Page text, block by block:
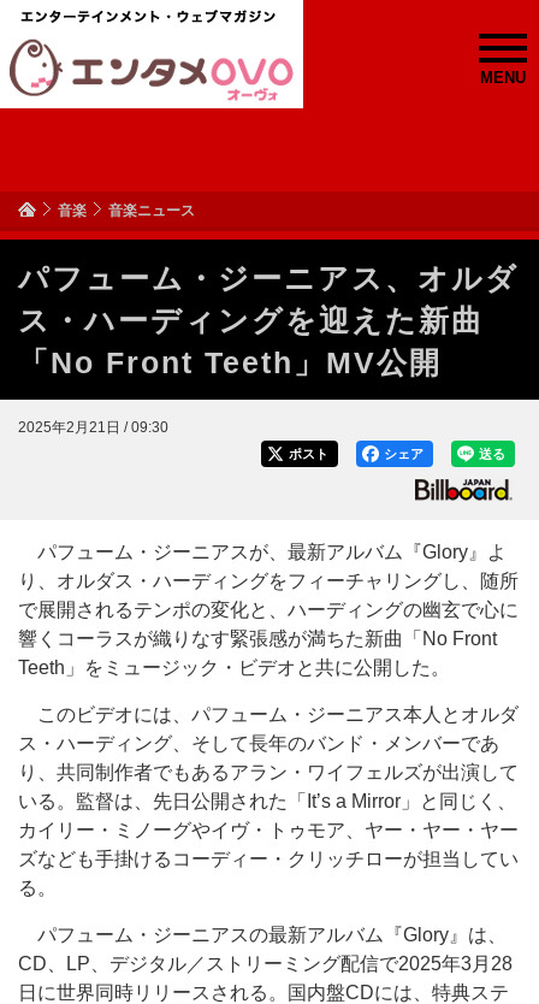
MENU
音楽 音楽ニュース
パフューム・ジーニアス、オルダ
ス・ハーディングを迎えた新曲
「No Front Teeth」MV公開
2025年2月21日 / 09:30
送る
シェア
ポスト
パフューム・ジーニアスが、最新アルバム『Glory』よ
り、オルダス・ハーディングをフィーチャリングし、随所
で展開されるテンポの変化と、ハーディングの幽玄で心に
響くコーラスが織りなす緊張感が満ちた新曲「No Front
Teeth」をミュージック・ビデオと共に公開した。
このビデオには、パフューム・ジーニアス本人とオルダ
ス・ハーディング、そして長年のバンド・メンバーであ
り、共同制作者でもあるアラン・ワイフェルズが出演して
いる。監督は、先日公開された「It’s a Mirror」と同じく、
カイリー・ミノーグやイヴ・トゥモア、ヤー・ヤー・ヤー
ズなども手掛けるコーディー・クリッチローが担当してい
る。
パフューム・ジーニアスの最新アルバム『Glory』は、
CD、LP、デジタル／ストリーミング配信で2025年3月28
日に世界同時リリースされる。国内盤CDには、特典ステ